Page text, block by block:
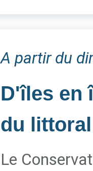
A partir du
D'îles en
du
Le